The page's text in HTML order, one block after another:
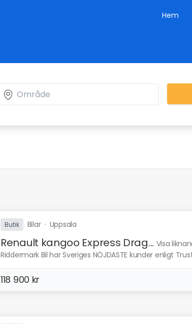
Hem
Butik Bilar· Uppsala
Renault kangoo Express Drag... Visa
Riddermark Bil har Sveriges NÖJDASTE kunder enligt
118 900 kr